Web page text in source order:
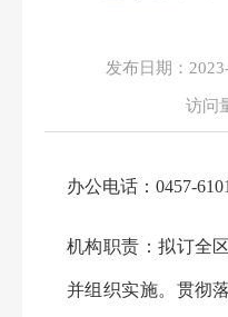
发布日期：
访问
办公电话： 0457-
机构职责：拟订全区
并组织实施。贯彻